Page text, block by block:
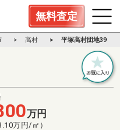
無料査定
高村 平塚高村団地39号棟
万円
万円/㎡）